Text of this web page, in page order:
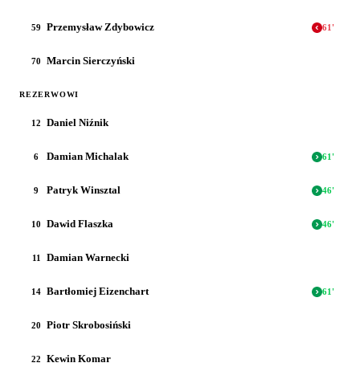
59 Przemysław Zdybowicz 61 '
70 Marcin Sierczyński
REZERWOWI
12 Daniel Niźnik
6 Damian Michalak 61 '
9 Patryk Winsztal 46'
10 Dawid Flaszka 46'
11 Damian Warnecki
14 Bartłomiej Eizenchart 61 '
20 Piotr Skrobosiński
22 Kewin Komar